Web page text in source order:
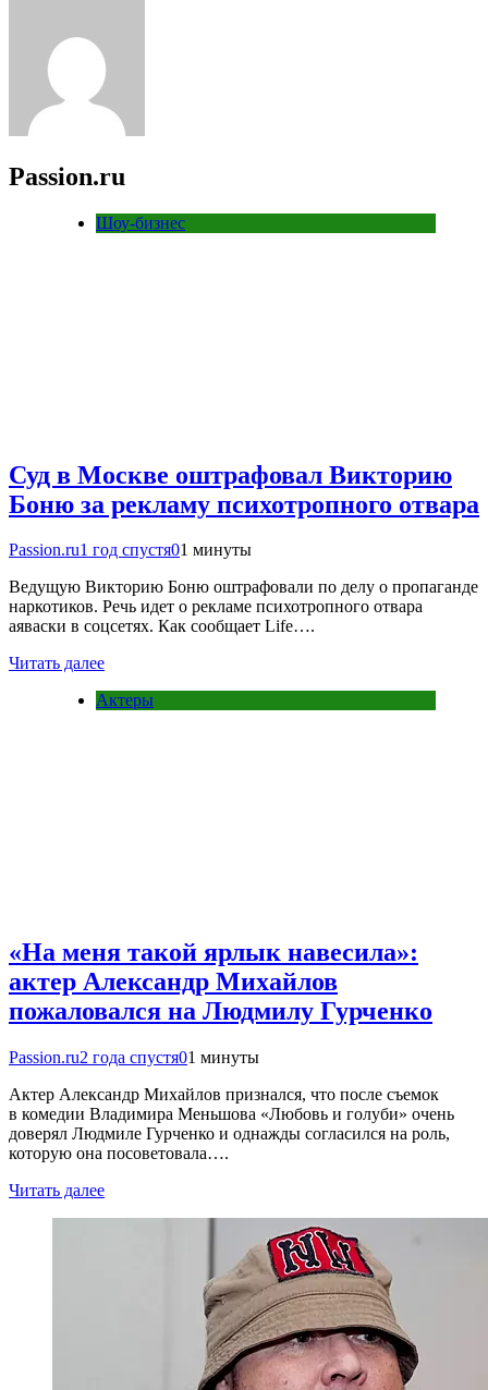
Passion.ru
Шоу-бизнес
Суд в Москве оштрафовал Викторию
Боню за рекламу психотропного отвара
Passion.ru1 год спустя01 минуты
Ведущую Викторию Боню оштрафовали по делу о пропаганде
наркотиков. Речь идет о рекламе психотропного отвара
аяваски в соцсетях. Как сообщает Life….
Читать далее
Актеры
«На меня такой ярлык навесила»:
актер Александр Михайлов
пожаловался на Людмилу Гурченко
Passion.ru2 года спустя01 минуты
Актер Александр Михайлов признался, что после съемок
в комедии Владимира Меньшова «Любовь и голуби» очень
доверял Людмиле Гурченко и однажды согласился на роль,
которую она посоветовала….
Читать далее